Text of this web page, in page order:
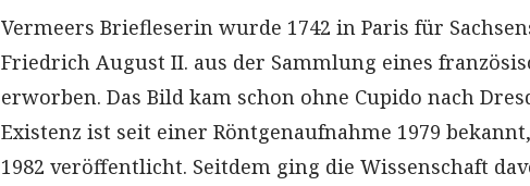
Vermeers Briefleserin wurde 1742 in Paris für
Friedrich August II. aus der Sammlung eines
erworben. Das Bild kam schon ohne Cupido nach
Existenz ist seit einer Röntgenaufnahme 1979
1982 veröffentlicht. Seitdem ging die Wissenschaft